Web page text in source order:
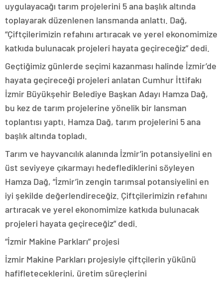
uygulayacağı tarım projelerini 5 ana başlık altında
toplayarak düzenlenen lansmanda anlattı. Dağ,
“Çiftçilerimizin refahını artıracak ve yerel ekonomimize
katkıda bulunacak projeleri hayata geçireceğiz” dedi.
Geçtiğimiz günlerde seçimi kazanması halinde İzmir’de
hayata geçireceği projeleri anlatan Cumhur İttifakı
İzmir Büyükşehir Belediye Başkan Adayı Hamza Dağ,
bu kez de tarım projelerine yönelik bir lansman
toplantısı yaptı. Hamza Dağ, tarım projelerini 5 ana
başlık altında topladı.
Tarım ve hayvancılık alanında İzmir’in potansiyelini en
üst seviyeye çıkarmayı hedeflediklerini söyleyen
Hamza Dağ, “İzmir’in zengin tarımsal potansiyelini en
iyi şekilde değerlendireceğiz. Çiftçilerimizin refahını
artıracak ve yerel ekonomimize katkıda bulunacak
projeleri hayata geçireceğiz” dedi.
“İzmir Makine Parkları” projesi
İzmir Makine Parkları projesiyle çiftçilerin yükünü
hafifleteceklerini, üretim süreçlerini